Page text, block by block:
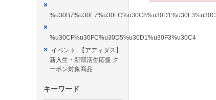
×
×
%u30CF%u30FC%u30D5%u30D1%u30F3%u30C4
× イベント: 【アディダス】
新入生・新部活生応援 ク
ーポン対象商品
キーワード